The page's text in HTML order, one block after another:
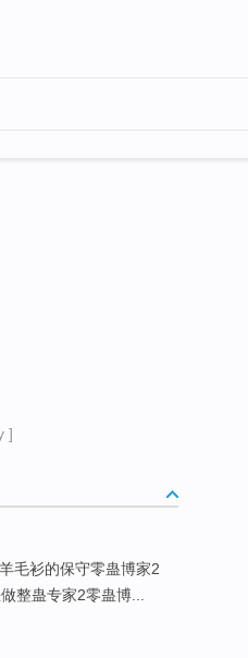
]
毛衫的保守零蛊博家2
整蛊专家2零蛊博...